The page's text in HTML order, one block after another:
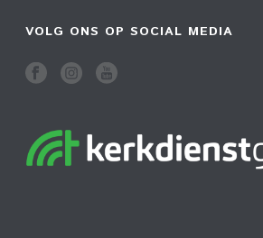
VOLG ONS OP SOCIAL MEDIA